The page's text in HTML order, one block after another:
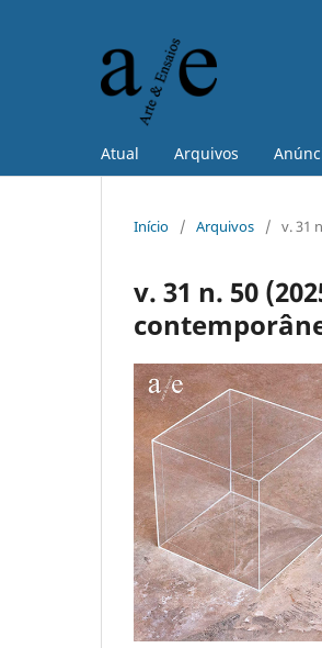
Atual Arquivos
Início / Arquivos / v. 31
v. 31 n. 50